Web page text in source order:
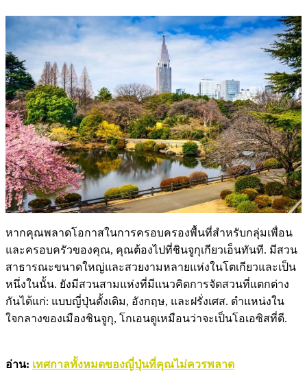
หากคุณพลาดโอกาสในการครอบครองพื้นที่สำหรับกลุ่มเพื่อน
และครอบครัวของคุณ, คุณต้องไปที่ชินจูกุเกียวเอ็นทันที. มีสวน
สาธารณะขนาดใหญ่และสวยงามหลายแห่งในโตเกียวและเป็น
หนึ่งในนั้น. ยังมีสวนสามแห่งที่มีแนวคิดการจัดสวนที่แตกต่าง
กันได้แก่: แบบญี่ปุ่นดั้งเดิม, อังกฤษ, และฝรั่งเศส. ตำแหน่งใน
ใจกลางของเมืองชินจูกุ, โกเอนดูเหมือนว่าจะเป็นโอเอซิสที่ดี.
อ่าน: เทศกาลทั้งหมดของญี่ปุ่นที่คุณไม่ควรพลาด